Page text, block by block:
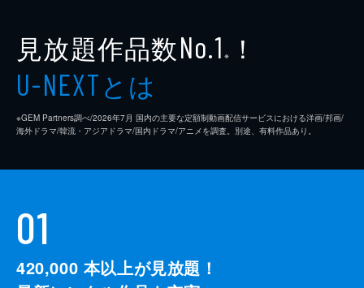
見放題作品数No.1 ※ ！
U-NEXTとは
※GEM Partners調べ/2026年7⽉ 国内の主要な定額制動画配信サービスにおける洋画/邦画/
海外ドラマ/韓流・アジアドラマ/国内ドラマ/アニメを調査。別途、有料作品あり。
01
420,000 本以上が見放題！